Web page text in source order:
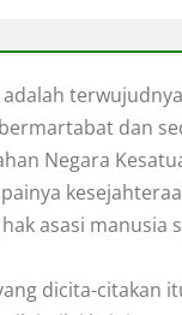
dan
Negara
asasi manusia
dicita-citakan